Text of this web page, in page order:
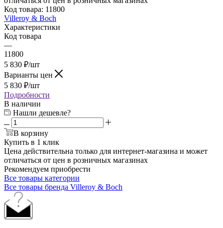
Код товара: 11800
Villeroy & Boch
Характеристики
Код товара
—
11800
5 830 ₽/шт
Варианты цен
5 830 ₽/шт
Подробности
В наличии
Нашли дешевле?
В корзину
Купить в 1 клик
Цена действительна только для интернет-магазина и может
отличаться от цен в розничных магазинах
Рекомендуем приобрести
Все товары категории
Все товары бренда Villeroy & Boch